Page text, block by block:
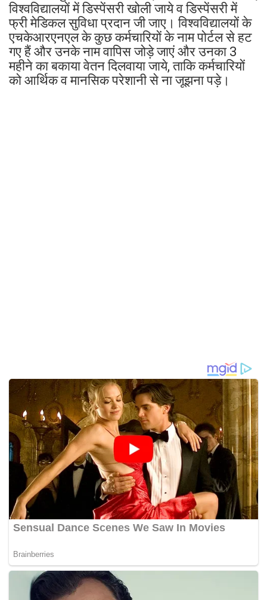
विश्वविद्यालयों में डिस्पेंसरी खोली जाये व डिस्पेंसरी में
फ्री मेडिकल सुविधा प्रदान जी जाए। विश्वविद्यालयों के
एचकेआरएनएल के कुछ कर्मचारियों के नाम पोर्टल से हट
गए हैं और उनके नाम वापिस जोड़े जाएं और उनका 3
महीने का बकाया वेतन दिलवाया जाये, ताकि कर्मचारियों
को आर्थिक व मानसिक परेशानी से ना जूझना पड़े।